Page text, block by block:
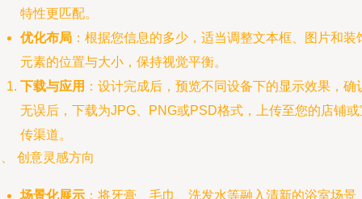
特性更匹配。
优化布局 ：根据您信息的多少，适当调整文本框、图片和装
元素的位置与大小，保持视觉平衡。
下载与应用 ：设计完成后，预览不同设备下的显示效果，确
无误后，下载为JPG、PNG或PSD格式，上传至您的店铺或
传渠道。
创意灵感方向
场景化展示 ：将牙膏、毛巾、洗发水等融入清新的浴室场景